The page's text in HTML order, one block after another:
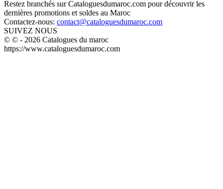
Restez branchés sur Cataloguesdumaroc.com pour découvrir les
dernières promotions et soldes au Maroc
Contactez-nous: contact@cataloguesdumaroc.com
SUIVEZ NOUS
© © - 2026 Catalogues du maroc
https://www.cataloguesdumaroc.com